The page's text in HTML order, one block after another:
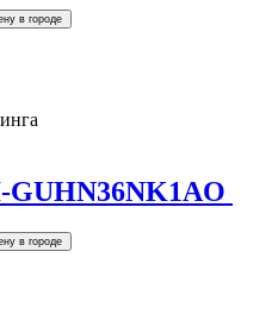
в городе
в городе